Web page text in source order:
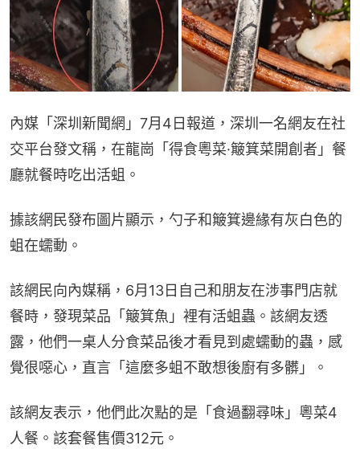
內媒「深圳新聞網」7月4日報道，深圳一名網友在社
交平台發文稱，在龍崗「得食粵菜·簸箕菜開創者」餐
廳就餐時吃出活蛆。
據該網民發布圖片顯示，勺子和簸箕邊緣有灰白色的
蛆在蠕動。
該網民向內媒稱，6月13日自己和朋友在涉事門店就
餐時，發現菜品「簸箕魚」裡有活蛆蟲。該網友透
露，他們一桌人分食菜品後才看見到處蠕動的蟲，感
覺很噁心，直言「這麼多蛆不敢想後廚有多髒」。
該網友表示，他們此次點的是「食過翻尋味」粵菜4
人餐。該套餐售價312元。